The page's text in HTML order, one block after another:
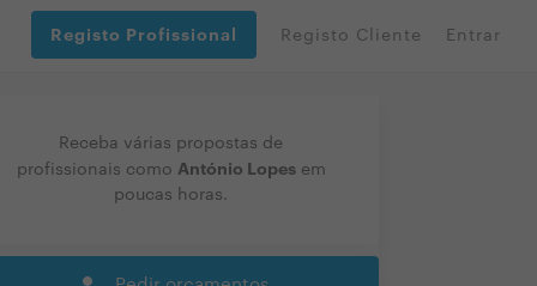
Registo Profissional Registo Cliente Entrar
Receba várias propostas de
profissionais como António Lopesem
poucas horas.